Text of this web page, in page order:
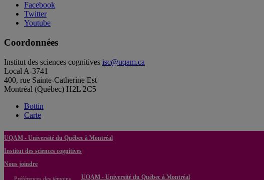
Facebook
Twitter
Youtube
Coordonnées
Institut des sciences cognitives isc@uqam.ca
Local A-3741
400, rue Sainte-Catherine Est
Montréal (Québec) H2L 2C5
Bottin
Carte
UQAM - Université du Québec à Montréal
Institut des sciences cognitives
Nous joindre
UQAM - Université du Québec à Montréal